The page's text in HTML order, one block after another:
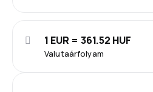
Valutaárfolyam
1 EUR = 361.52 HUF